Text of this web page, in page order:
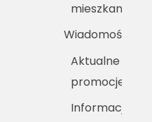
mieszkania
Wiadomości
Aktualne
promocje
Informacje